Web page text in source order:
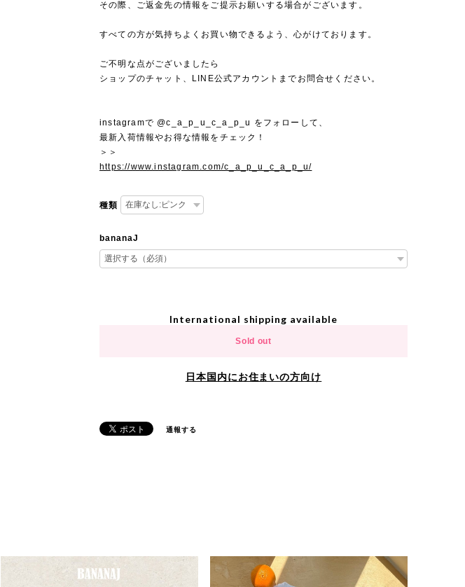
その際、ご返金先の情報をご提示お願いする場合がございます。
すべての方が気持ちよくお買い物できるよう、心がけております。
ご不明な点がございましたら
ショップのチャット、LINE公式アカウントまでお問合せください。
instagramで @c_a_p_u_c_a_p_u をフォローして、
最新入荷情報やお得な情報をチェック！
＞＞
https://www.instagram.com/c_a_p_u_c_a_p_u/
種類
bananaJ
International shipping available
Sold out
日本国内にお住まいの方向け
通報する